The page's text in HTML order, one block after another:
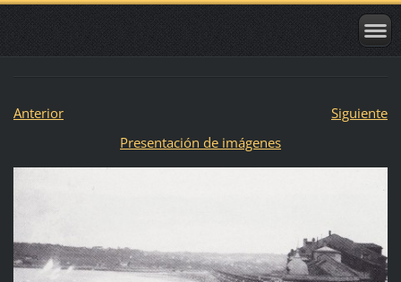
Anterior
Siguiente
Presentación de imágenes